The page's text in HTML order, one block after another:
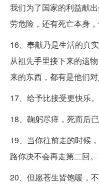
我们为了国家的利益献
劳危险，还有死亡本身
16、奉献乃是生活的真
从祖先手里接下来的遗
来的东西，都有是他们
17、给予比接受更快乐。
18、鞠躬尽瘁，死而后
19、当你往前走的时候
路你决不会再走第二回
20、但愿苍生皆饱暖，